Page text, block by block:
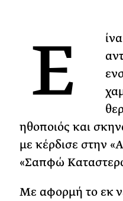
Ε
ηθοποιός και
με κέρδισε στην
«Σαπφώ
Με αφορμή το εκ